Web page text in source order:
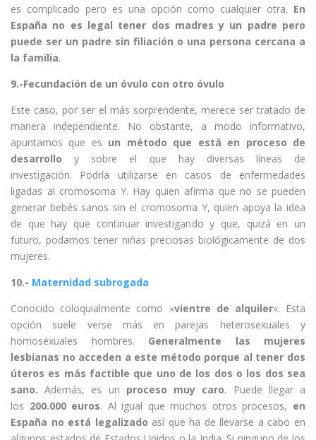
es complicado pero es una opción como cualquier otra. En
España no es legal tener dos madres y un padre pero
puede ser un padre sin filiación o una persona cercana a
la familia.
9.-Fecundación de un óvulo con otro óvulo
Este caso, por ser el más sorprendente, merece ser tratado de
manera independiente. No obstante, a modo informativo,
apuntamos que es un método que está en proceso de
desarrollo y sobre el que hay diversas líneas de
investigación. Podría utilizarse en casos de enfermedades
ligadas al cromosoma Y. Hay quien afirma que no se pueden
generar bebés sanos sin el cromosoma Y, quien apoya la idea
de que hay que continuar investigando y que, quizá en un
futuro, podamos tener niñas preciosas biológicamente de dos
mujeres.
10.- Maternidad subrogada
Conocido coloquialmente como «vientre de alquiler«. Esta
opción suele verse más en parejas heterosexuales y
homosexuales hombres. Generalmente las mujeres
lesbianas no acceden a este método porque al tener dos
úteros es más factible que uno de los dos o los dos sea
sano. Además, es un proceso muy caro. Puede llegar a
los 200.000 euros. Al igual que muchos otros procesos, en
España no está legalizado así que ha de llevarse a cabo en